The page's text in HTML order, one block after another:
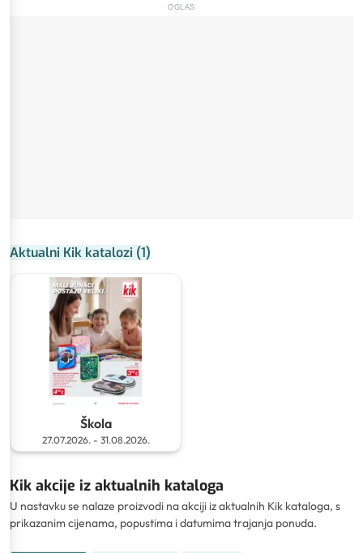
OGLAS
Aktualni Kik katalozi (1)
Škola
27.07.2026. - 31.08.2026.
Kik akcije iz aktualnih kataloga
U nastavku se nalaze proizvodi na akciji iz aktualnih Kik kataloga, s
prikazanim cijenama, popustima i datumima trajanja ponuda.